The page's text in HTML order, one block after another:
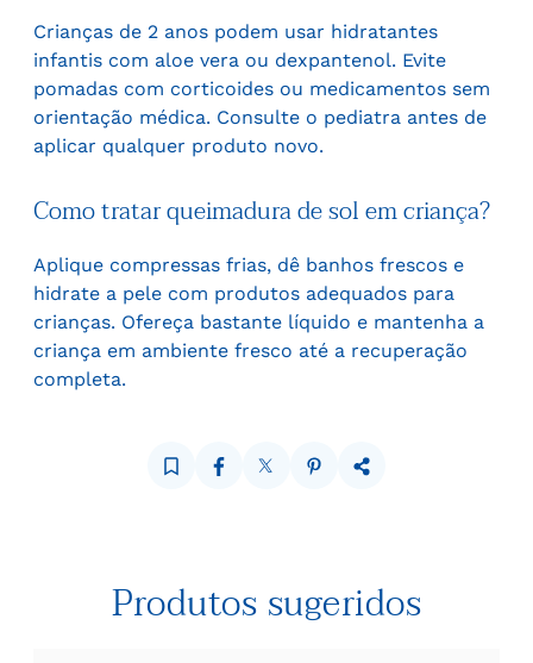
Crianças de 2 anos podem usar hidratantes
infantis com aloe vera ou dexpantenol. Evite
pomadas com corticoides ou medicamentos sem
orientação médica. Consulte o pediatra antes de
aplicar qualquer produto novo.
Como tratar queimadura de sol em criança?
Aplique compressas frias, dê banhos frescos e
hidrate a pele com produtos adequados para
crianças. Ofereça bastante líquido e mantenha a
criança em ambiente fresco até a recuperação
completa.
Produtos sugeridos